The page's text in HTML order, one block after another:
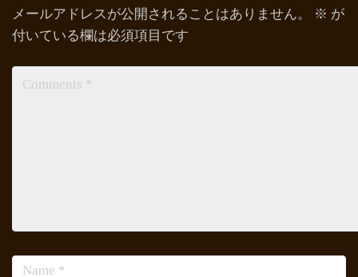
メールアドレスが公開されることはありません。 ※ が
付いている欄は必須項目です